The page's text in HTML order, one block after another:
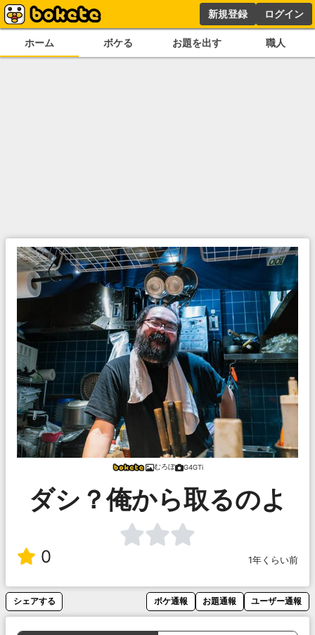
新規登録 ログイン
ホーム ボケる お題を出す 職人
むろぼ G4GTi
ダシ？俺から取るのよ
0 1年くらい前
シェアする ボケ通報 お題通報 ユーザー通報